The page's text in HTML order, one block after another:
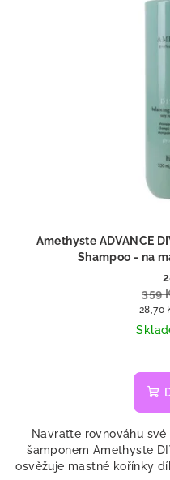
Amethyste ADVANCE
Shampoo - na
359
Měrná
cena:
28,70
Navraťte rovnováhu
šamponem Amethyste
osvěžuje mastné kořínky